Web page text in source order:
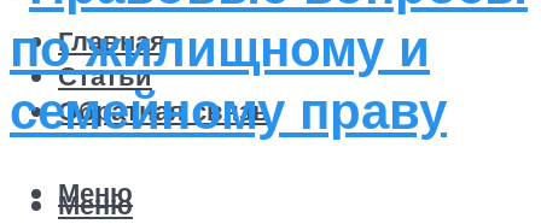
Главная
Статьи
Обратная связь
Меню
Меню